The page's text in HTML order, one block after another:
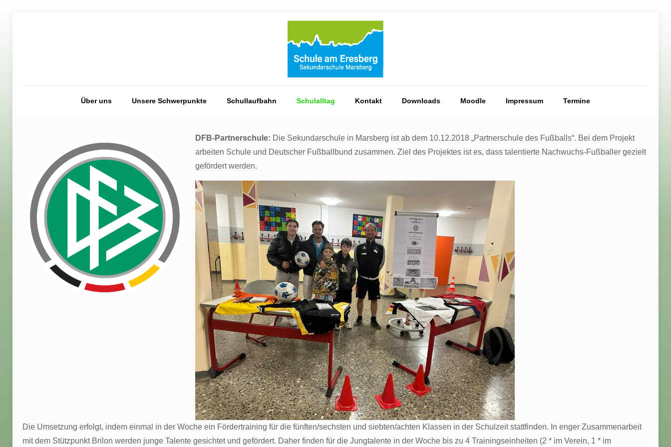
Über uns Unsere Schwerpunkte Schullaufbahn Schulalltag Kontakt Downloads Moodle Impressum Termine
DFB-Partnerschule: Die Sekundarschule in Marsberg ist ab dem 10.12.2018 „Partnerschule des Fußballs“. Bei dem Projekt
arbeiten Schule und Deutscher Fußballbund zusammen. Ziel des Projektes ist es, dass talentierte Nachwuchs-Fußballer gezielt
gefördert werden.
Die Umsetzung erfolgt, indem einmal in der Woche ein Fördertraining für die fünften/sechsten und siebten/achten Klassen in der Schulzeit stattfinden. In enger Zusammenarbeit
mit dem Stützpunkt Brilon werden junge Talente gesichtet und gefördert. Daher finden für die Jungtalente in der Woche bis zu 4 Trainingseinheiten (2 * im Verein, 1 * im